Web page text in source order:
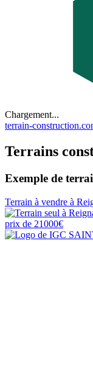
Chargement...
terrain-
Terrains
Exemple de
Terrain à vendre à